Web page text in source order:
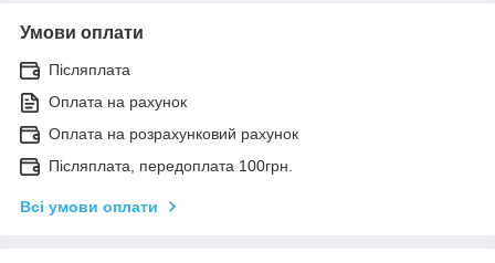
Умови оплати
Післяплата
Оплата на рахунок
Оплата на розрахунковий рахунок
Післяплата, передоплата 100грн.
Всі умови оплати